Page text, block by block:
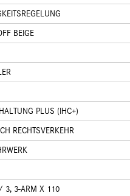
BEIGE
PLUS (IHC+)
RECHTSVERKEHR
3, 3-ARM X 110